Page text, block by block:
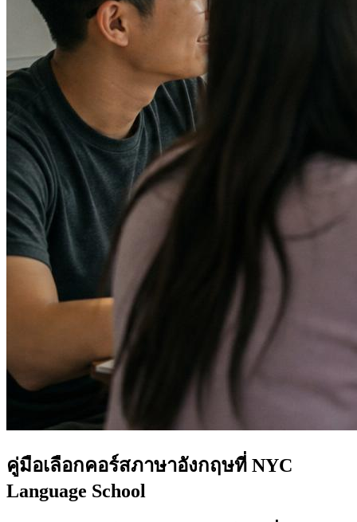
คู่มือเลือกคอร์สภาษาอังกฤษที่ NYC
Language School